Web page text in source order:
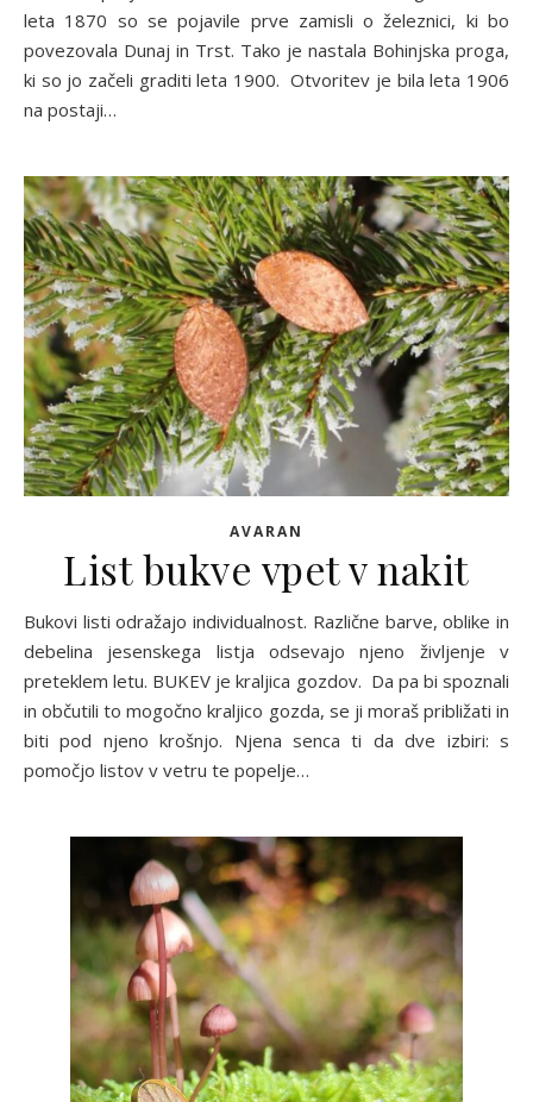
leta 1870 so se pojavile prve zamisli o železnici, ki bo
povezovala Dunaj in Trst. Tako je nastala Bohinjska proga,
ki so jo začeli graditi leta 1900. Otvoritev je bila leta 1906
na postaji…
AVARAN
List bukve vpet v nakit
Bukovi listi odražajo individualnost. Različne barve, oblike in
debelina jesenskega listja odsevajo njeno življenje v
preteklem letu. BUKEV je kraljica gozdov. Da pa bi spoznali
in občutili to mogočno kraljico gozda, se ji moraš približati in
biti pod njeno krošnjo. Njena senca ti da dve izbiri: s
pomočjo listov v vetru te popelje…